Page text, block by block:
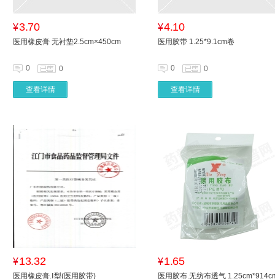
¥3.70
医用橡皮膏 无衬垫2.5cm×450cm
0 0
查看详情
¥4.10
医用胶带 1.25*9.1cm卷
0 0
查看详情
¥13.32
医用橡皮膏.Ⅰ型(医用胶带)
¥1.65
医用胶布.无纺布透气